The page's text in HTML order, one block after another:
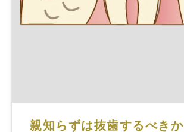
親知らずは抜歯するべきか